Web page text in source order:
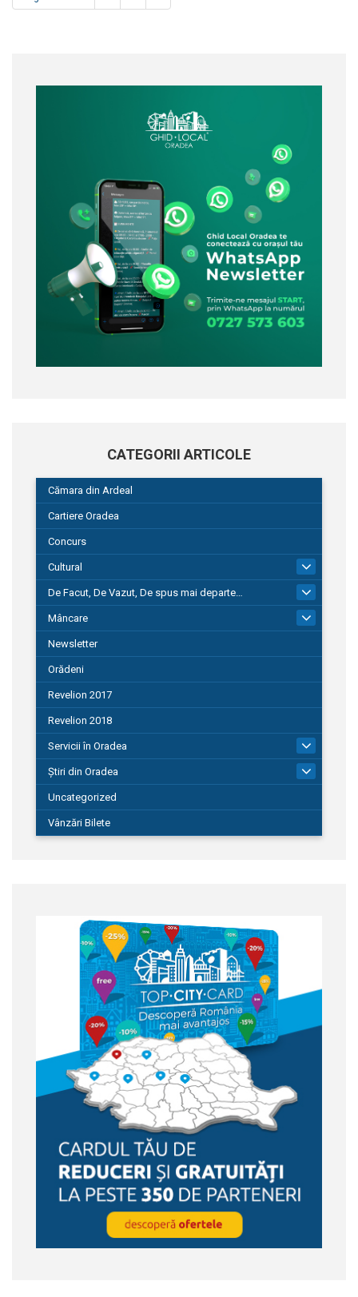
CATEGORII ARTICOLE
Cămara din Ardeal
Cartiere Oradea
Concurs
Cultural
De Facut, De Vazut, De spus mai departe…
580
Mâncare
Newsletter
Orădeni
Revelion 2017
Revelion 2018
Servicii în Oradea
Știri din Oradea
Uncategorized
Vânzări Bilete